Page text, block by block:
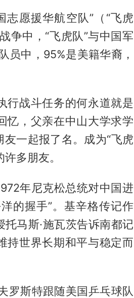
志愿援华航空队”（“飞虎
中，“飞虎队”与中国军
员中，95%是美籍华裔，
行战斗任务的何永道就是
忆，父亲在中山大学求学
一起报了名。成为“飞虎
多朋友。
年尼克松总统对中国进
的握手”。基辛格传记作
马斯·施瓦茨告诉南都记
持世界长期和平与稳定而
罗斯特跟随美国乒乓球队